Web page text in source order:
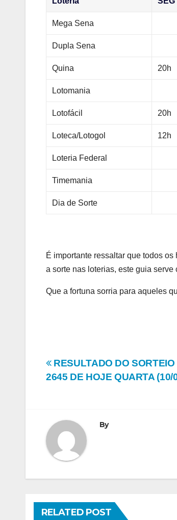
Mega Sena
Dupla Sena
Quina 20h
Lotomania
Lotofácil 20h
Loteca/Lotogol 12h
Loteria Federal
Timemania
Dia de Sorte
É importante ressaltar que todos
a sorte nas loterias, este guia
Que a fortuna sorria para aqueles
Navegação
RESULTADO DO
2645 DE HOJE QUARTA (10/
By
RELATED POST